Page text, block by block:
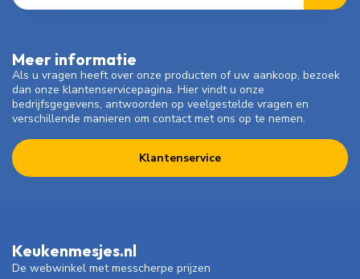
Meer informatie
Als u vragen heeft over onze producten of uw aankoop, bezoek
dan onze klantenservicepagina. Hier vindt u onze
bedrijfsgegevens, antwoorden op veelgestelde vragen en
verschillende manieren om contact met ons op te nemen.
Klantenservice
Keukenmesjes.nl
De webwinkel met messcherpe prijzen